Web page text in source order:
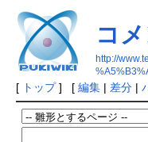
コ
http://
[ トップ] [ 編集| 差分|